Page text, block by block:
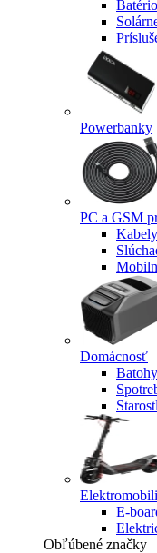
Powerbanky
PC a GSM
Domácnosť
E-
Obľúbené značky